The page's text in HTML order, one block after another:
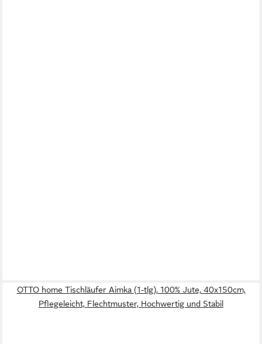
OTTO home Tischläufer Aimka (1-tlg), 100% Jute, 40x150cm,
Pflegeleicht, Flechtmuster, Hochwertig und Stabil